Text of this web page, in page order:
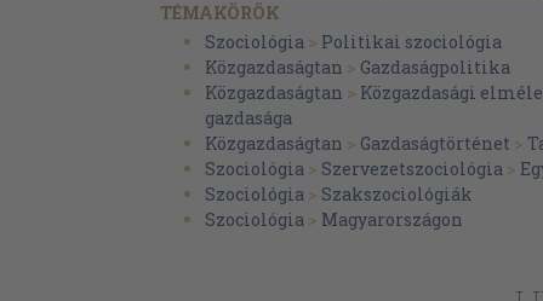
Kísérlet a gazdasági válság okainak
A válság szociológiai okainak figyelmen
elvetélt reformokhoz vezet
A szervezett felelőtlenség a patrimoniális
A bürokráciaprobléma történelmi
A bürokrácia mindenhatósága a
jegyében
TÉMAKÖRÖK
Szociológia > Politikai szociológia
Közgazdaságtan > Gazdaságpolitika
Közgazdaságtan > Közgazdasági
gazdasága
Közgazdaságtan > Gazdaságtörténet >
Szociológia > Szervezetszociológia >
Szociológia > Szakszociológiák
Szociológia > Magyarországon